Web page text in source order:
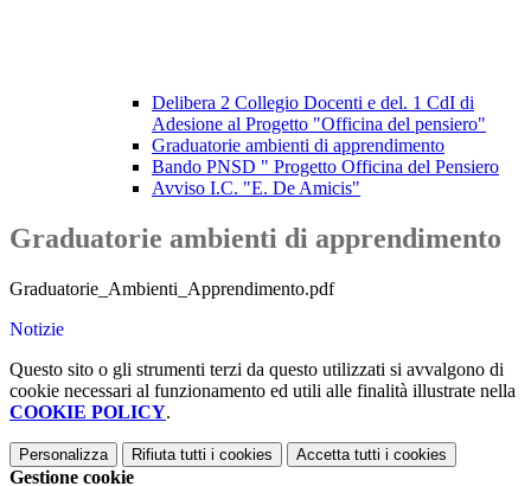
Delibera 2 Collegio Docenti e del. 1 CdI di
Adesione al Progetto "Officina del pensiero"
Graduatorie ambienti di apprendimento
Bando PNSD " Progetto Officina del Pensiero
Avviso I.C. "E. De Amicis"
Graduatorie ambienti di apprendimento
Graduatorie_Ambienti_Apprendimento.pdf
Notizie
Questo sito o gli strumenti terzi da questo utilizzati si avvalgono di
cookie necessari al funzionamento ed utili alle finalità illustrate nella
COOKIE POLICY.
Personalizza Rifiuta tutti i cookies Accetta tutti i cookies
Gestione cookie